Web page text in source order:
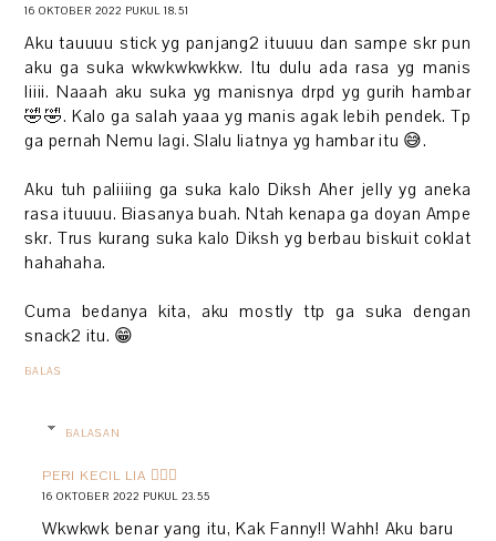
16 OKTOBER 2022 PUKUL 18.51
Aku tauuuu stick yg panjang2 ituuuu dan sampe skr pun
aku ga suka wkwkwkwkkw. Itu dulu ada rasa yg manis
liiii. Naaah aku suka yg manisnya drpd yg gurih hambar
🤣🤣. Kalo ga salah yaaa yg manis agak lebih pendek. Tp
ga pernah Nemu lagi. Slalu liatnya yg hambar itu 😅.
Aku tuh paliiiing ga suka kalo Diksh Aher jelly yg aneka
rasa ituuuu. Biasanya buah. Ntah kenapa ga doyan Ampe
skr. Trus kurang suka kalo Diksh yg berbau biskuit coklat
hahahaha.
Cuma bedanya kita, aku mostly ttp ga suka dengan
snack2 itu. 😁
BALAS
BALASAN
PERI KECIL LIA 🧚🏻‍♀️
16 OKTOBER 2022 PUKUL 23.55
Wkwkwk benar yang itu, Kak Fanny!! Wahh! Aku baru